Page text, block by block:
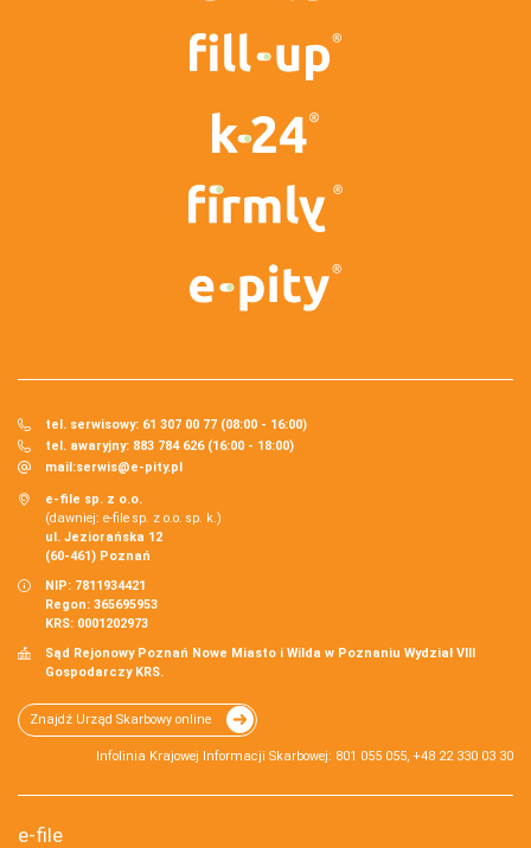
tel. serwisowy: 61 307 00 77 (08:00 - 16:00)
tel. awaryjny: 883 784 626 (16:00 - 18:00)
mail:serwis@e-pity.pl
e-file sp. z o.o.
(dawniej: e-file sp. z o.o. sp. k.)
ul. Jeziorańska 12
(60-461) Poznań
NIP: 7811934421
Regon: 365695953
KRS: 0001202973
Sąd Rejonowy Poznań Nowe Miasto i Wilda w Poznaniu Wydział VIII
Gospodarczy KRS.
Znajdź Urząd Skarbowy online
Infolinia Krajowej Informacji Skarbowej: 801 055 055, +48 22 330 03 30
e-file